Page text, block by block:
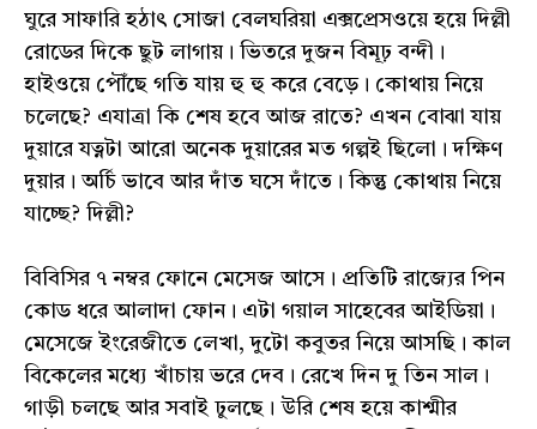
ঘুরে সাফারি হঠাৎ সোজা বেলঘরিয়া এক্সপ্রেসওয়ে হয়ে দিল্লী
রোডের দিকে ছুট লাগায়। ভিতরে দুজন বিমূঢ় বন্দী।
হাইওয়ে পৌঁছে গতি যায় হু হু করে বেড়ে। কোথায় নিয়ে
চলেছে? এযাত্রা কি শেষ হবে আজ রাতে? এখন বোঝা যায়
দুয়ারে যত্নটা আরো অনেক দুয়ারের মত গল্পই ছিলো। দক্ষিণ
দুয়ার। অর্চি ভাবে আর দাঁত ঘসে দাঁতে। কিন্তু কোথায় নিয়ে
যাচ্ছে? দিল্লী?
বিবিসির ৭ নম্বর ফোনে মেসেজ আসে। প্রতিটি রাজ্যের পিন
কোড ধরে আলাদা ফোন। এটা গয়াল সাহেবের আইডিয়া।
মেসেজে ইংরেজীতে লেখা, দুটো কবুতর নিয়ে আসছি। কাল
বিকেলের মধ্যে খাঁচায় ভরে দেব। রেখে দিন দু তিন সাল।
গাড়ী চলছে আর সবাই ঢুলছে। উরি শেষ হয়ে কাশ্মীর